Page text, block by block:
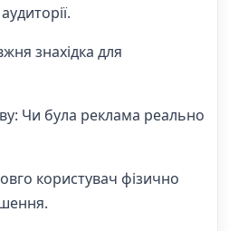
знахідка для
Чи була реклама реально
користувач фізично